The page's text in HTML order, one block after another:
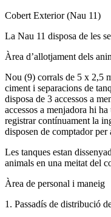
Cobert Exterior (Nau 11)
La Nau 11 disposa de les
Àrea d’allotjament dels
Nou (9) corrals de 5 x 2,5
ciment i separacions de
disposa de 3 accessos a
accessos a menjadora hi
registrar contínuament la
disposen de comptador per
Les tanques estan
animals en una meitat del
Àrea de personal i maneig
1. Passadís de distribució